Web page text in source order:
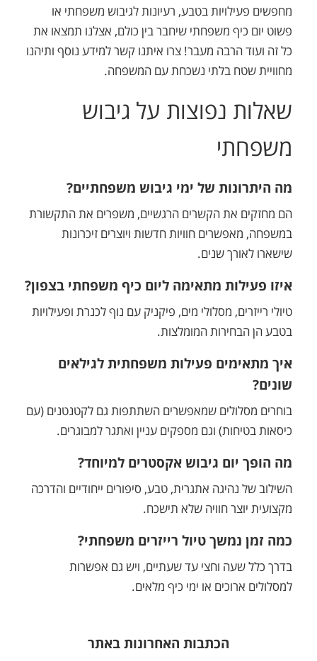
מחפשים פעילויות בטבע, רעיונות לגיבוש משפחתי או
פשוט יום כיף משפחתי שיחבר בין כולם, אצלנו תמצאו את
כל זה ועוד הרבה מעבר! צרו איתנו קשר למידע נוסף ותיהנו
מחוויית שטח בלתי נשכחת עם המשפחה.
שאלות נפוצות על גיבוש
משפחתי
מה היתרונות של ימי גיבוש משפחתיים?
הם מחזקים את הקשרים הרגשיים, משפרים את התקשורת
במשפחה, מאפשרים חוויות חדשות ויוצרים זיכרונות
שישארו לאורך שנים.
איזו פעילות מתאימה ליום כיף משפחתי בצפון?
טיולי רייזרים, מסלולי מים, פיקניק עם נוף לכנרת ופעילויות
בטבע הן הבחירות המומלצות.
איך מתאימים פעילות משפחתית לגילאים
שונים?
בוחרים מסלולים שמאפשרים השתתפות גם לקטנטנים (עם
כיסאות בטיחות) וגם מספקים עניין ואתגר למבוגרים.
מה הופך יום גיבוש אקסטרים למיוחד?
השילוב של נהיגה אתגרית, טבע, סיפורים ייחודיים והדרכה
מקצועית יוצר חוויה שלא תישכח.
כמה זמן נמשך טיול רייזרים משפחתי?
בדרך כלל שעה וחצי עד שעתיים, ויש גם אפשרות
למסלולים ארוכים או ימי כיף מלאים.
הכתבות האחרונות באתר